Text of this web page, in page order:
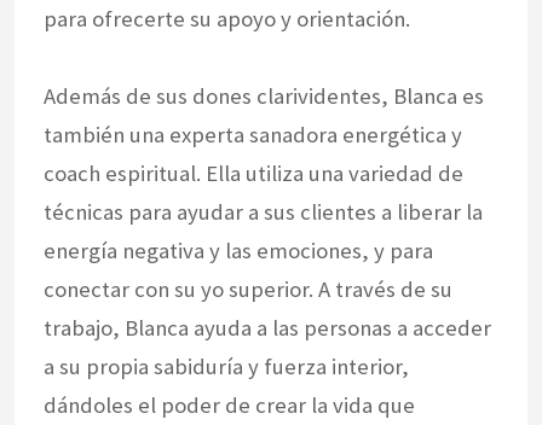
para ofrecerte su apoyo y orientación.
Además de sus dones clarividentes, Blanca es
también una experta sanadora energética y
coach espiritual. Ella utiliza una variedad de
técnicas para ayudar a sus clientes a liberar la
energía negativa y las emociones, y para
conectar con su yo superior. A través de su
trabajo, Blanca ayuda a las personas a acceder
a su propia sabiduría y fuerza interior,
dándoles el poder de crear la vida que